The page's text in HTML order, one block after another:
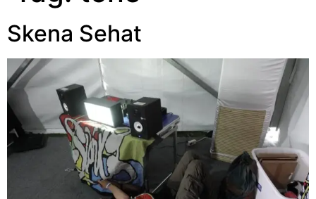
Skena Sehat